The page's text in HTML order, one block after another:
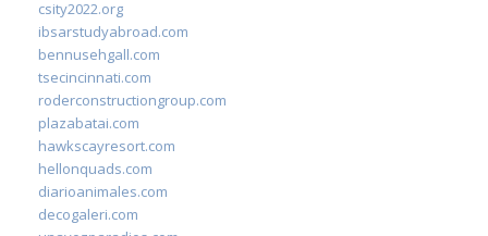
csity2022.org
ibsarstudyabroad.com
bennusehgall.com
tsecincinnati.com
roderconstructiongroup.com
plazabatai.com
hawkscayresort.com
hellonquads.com
diarioanimales.com
decogaleri.com